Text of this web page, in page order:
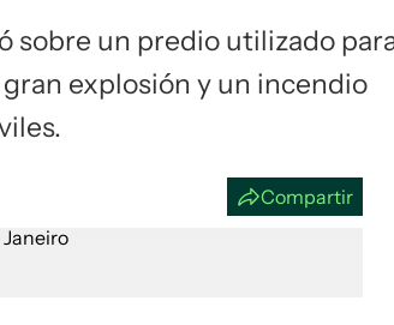
sobre un predio utilizado
explosión y un incendio
Compartir